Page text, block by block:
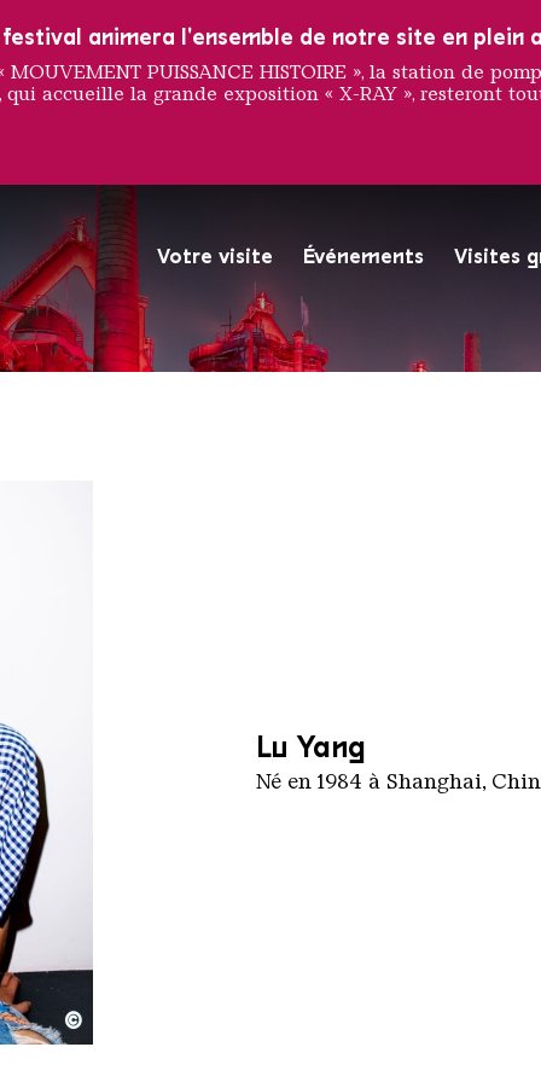
Votre visite Événements Visites
La Völklinger Hütte
Copyright:
Public Domain
©
Lu Yang
Né en 1984 à Shanghai,
festival animera l'ensemble de notre site en plein
PUISSANCE HISTOIRE », la station de
qui accueille la grande exposition « X-RAY », resteront